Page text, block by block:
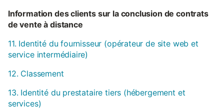
Information des clients sur la conclusion de contrats
de vente à distance
11. Identité du fournisseur (opérateur de site web et
service intermédiaire)
12. Classement
13. Identité du prestataire tiers (hébergement et
services)